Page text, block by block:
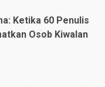
Ketika 60 Penulis
Osob Kiwalan